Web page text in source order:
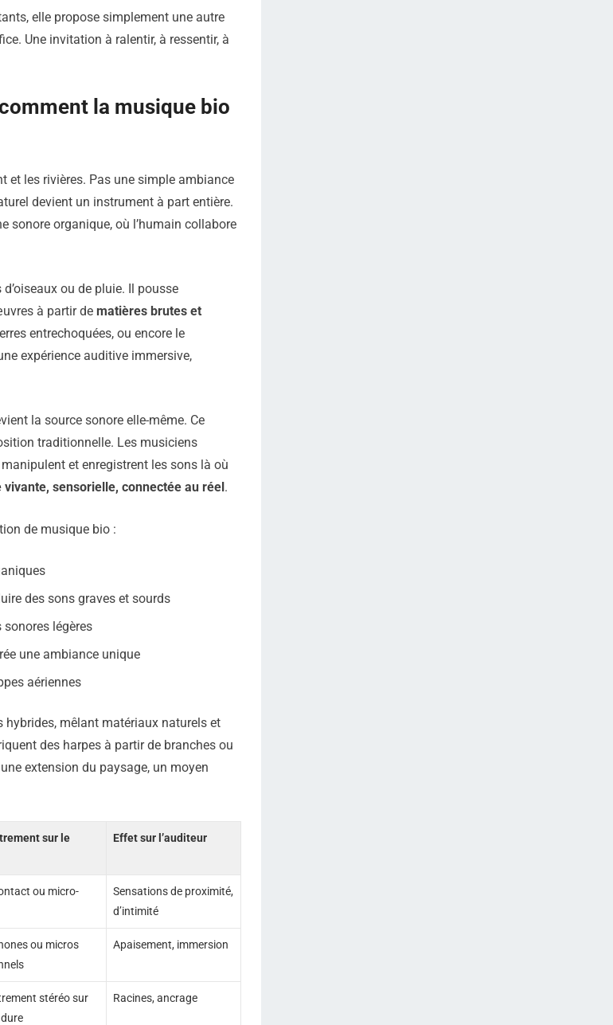
elle propose simplement une autre
Une invitation à ralentir, à ressentir, à
la musique bio
et les rivières. Pas une simple ambiance
devient un instrument à part entière.
sonore organique, où l’humain collabore
ou de pluie. Il pousse
à partir de matières brutes et
entrechoquées, ou encore le
expérience auditive immersive,
la source sonore elle-même. Ce
traditionnelle. Les musiciens
et enregistrent les sons là où
vivante, sensorielle, connectée au réel.
de musique bio :
des sons graves et sourds
sonores légères
une ambiance unique
aériennes
hybrides, mêlant matériaux naturels et
des harpes à partir de branches ou
extension du paysage, un moyen
sur le
Effet sur l’auditeur
ou micro-
Sensations de proximité,
d’intimité
ou micros
Apaisement, immersion
stéréo sur
Racines, ancrage